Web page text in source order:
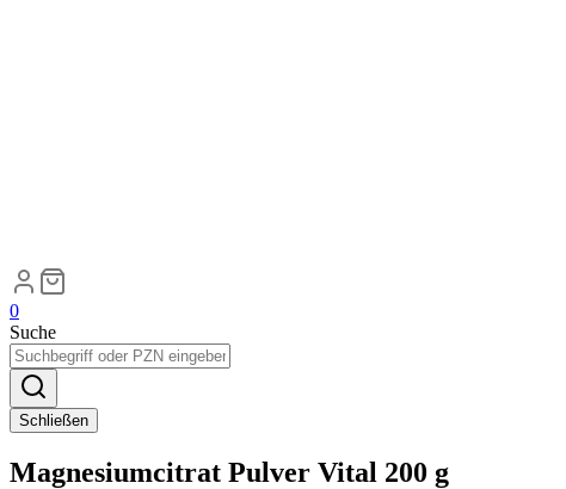
0
Suche
Schließen
Magnesiumcitrat Pulver Vital 200 g